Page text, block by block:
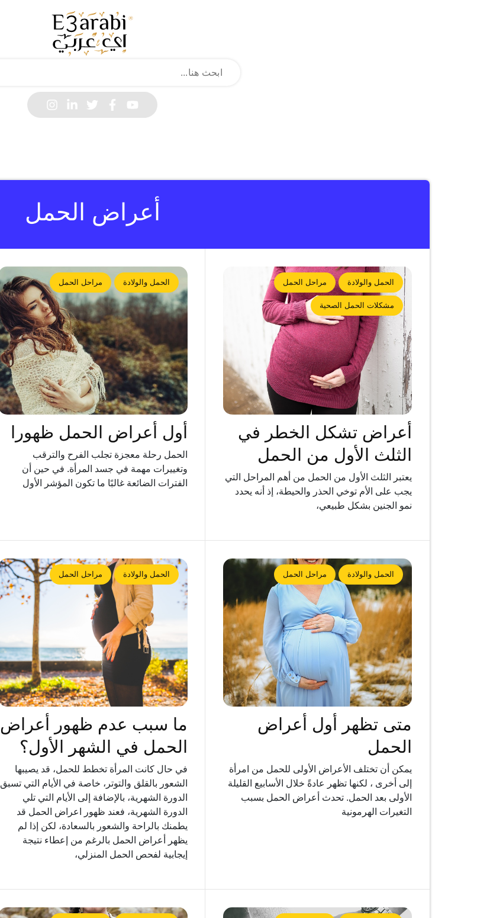
أعراض الحمل
الحمل والولادة مراحل الحمل
مشكلات الحمل الصحية
أعراض تشكل الخطر في
الثلث الأول من الحمل
يعتبر الثلث الأول من الحمل من أهم المراحل التي
يجب على الأم توخي الحذر والحيطة، إذ أنه يحدد
نمو الجنين بشكل طبيعي،
الحمل والولادة مراحل الحمل
أول أعراض الحمل ظهورا
الحمل رحلة معجزة تجلب الفرح والترقب
وتغييرات مهمة في جسد المرأة. في حين أن
الفترات الضائعة غالبًا ما تكون المؤشر الأول
الحمل والولادة مراحل الحمل
متى تظهر أول أعراض
الحمل
يمكن أن تختلف الأعراض الأولى للحمل من امرأة
إلى أخرى ، لكنها تظهر عادةً خلال الأسابيع القليلة
الأولى بعد الحمل. تحدث أعراض الحمل بسبب
التغيرات الهرمونية
الحمل والولادة مراحل الحمل
ما سبب عدم ظهور أعراض
الحمل في الشهر الأول؟
في حال كانت المرأة تخطط للحمل، قد يصيبها
الشعور بالقلق والتوتر، خاصة في الأيام التي تسبق
الدورة الشهرية، بالإضافة إلى الأيام التي تلي
الدورة الشهرية، فعند ظهور اعراض الحمل قد
يطمنك بالراحة والشعور بالسعادة، لكن إذا لم
يظهر أعراض الحمل بالرغم من إعطاء نتيجة
إيجابية لفحص الحمل المنزلي،